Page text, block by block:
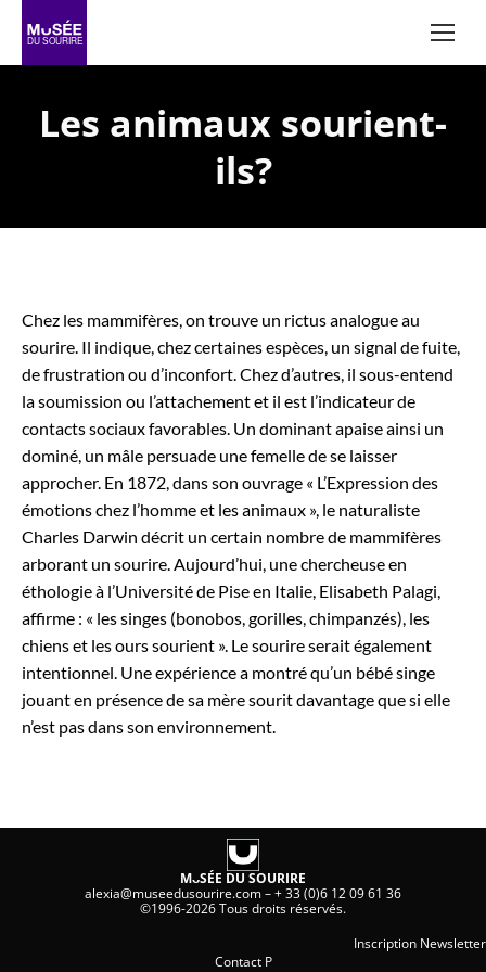
Les animaux sourient-
ils?
Chez les mammifères, on trouve un rictus analogue au
sourire. Il indique, chez certaines espèces, un signal de fuite,
de frustration ou d’inconfort. Chez d’autres, il sous-entend
la soumission ou l’attachement et il est l’indicateur de
contacts sociaux favorables. Un dominant apaise ainsi un
dominé, un mâle persuade une femelle de se laisser
approcher. En 1872, dans son ouvrage « L’Expression des
émotions chez l’homme et les animaux », le naturaliste
Charles Darwin décrit un certain nombre de mammifères
arborant un sourire. Aujourd’hui, une chercheuse en
éthologie à l’Université de Pise en Italie, Elisabeth Palagi,
affirme : « les singes (bonobos, gorilles, chimpanzés), les
chiens et les ours sourient ». Le sourire serait également
intentionnel. Une expérience a montré qu’un bébé singe
jouant en présence de sa mère sourit davantage que si elle
n’est pas dans son environnement.
MᴗSÉE DU SOURIRE
alexia@museedusourire.com–+ 33 (0)6 12 09 61 36
©1996-2026 Tous droits réservés.
Inscription Newsletter
Contact P